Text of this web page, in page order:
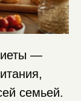
—
семьей.